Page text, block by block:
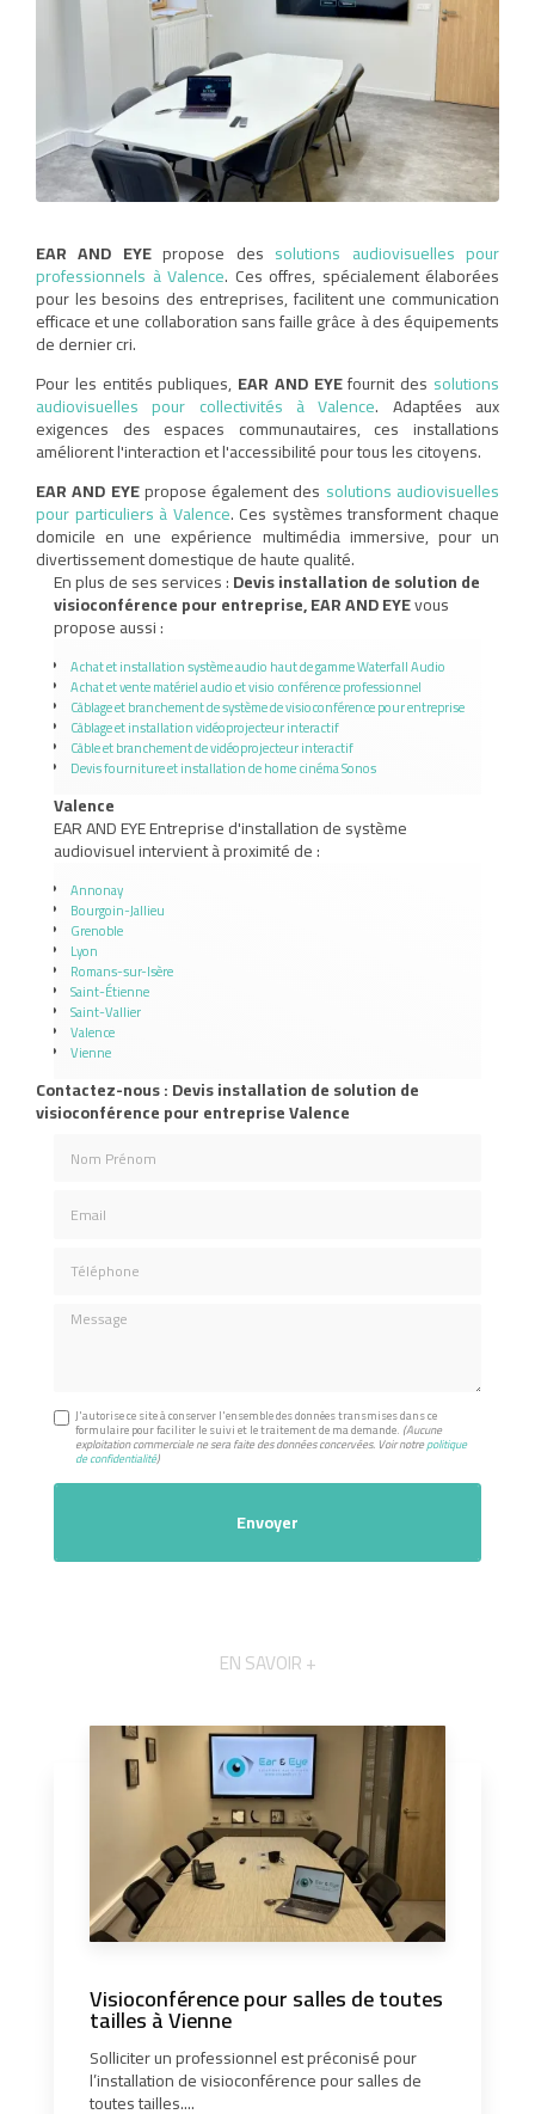
EAR AND EYEpropose des solutions audiovisuelles pour
professionnels à Valence. Ces offres, spécialement élaborées
pour les besoins des entreprises, facilitent une communication
efficace et une collaboration sans faille grâce à des équipements
de dernier cri.
Pour les entités publiques, EAR AND EYEfournit des solutions
audiovisuelles pour collectivités à Valence. Adaptées aux
exigences des espaces communautaires, ces installations
améliorent l'interaction et l'accessibilité pour tous les citoyens.
EAR AND EYEpropose également des solutions audiovisuelles
pour particuliers à Valence. Ces systèmes transforment chaque
domicile en une expérience multimédia immersive, pour un
divertissement domestique de haute qualité.
En plus de ses services :Devis installation de solution de
visioconférence pour entreprise, EAR AND EYEvous
propose aussi :
Achat et installation système audio haut de gamme Waterfall Audio
Achat et vente matériel audio et visio conférence professionnel
Câblage et branchement de système de visioconférence pour entreprise
Câblage et installation vidéoprojecteur interactif
Câble et branchement de vidéoprojecteur interactif
Devis fourniture et installation de home cinéma Sonos
Valence
EAR AND EYE Entreprise d'installation de système
audiovisuel intervient à proximité de :
Annonay
Bourgoin-Jallieu
Grenoble
Lyon
Romans-sur-Isère
Saint-Étienne
Saint-Vallier
Valence
Vienne
Contactez-nous : Devis installation de solution de
visioconférence pour entreprise Valence
Message
J'autorise ce site à conserver l'ensemble des données transmises dans ce
formulaire pour faciliter le suivi et le traitement de ma demande. (Aucune
exploitation commerciale ne sera faite des données concervées. Voir notrepolitique
de confidentialité)
EN SAVOIR +
Visioconférence pour salles de toutes
tailles à Vienne
Solliciter un professionnel est préconisé pour
l’installation de visioconférence pour salles de
toutes tailles....